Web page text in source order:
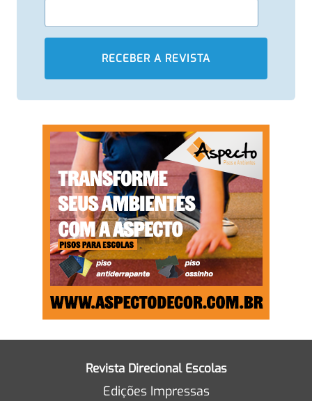
Revista Direcional Escolas
Edições Impressas